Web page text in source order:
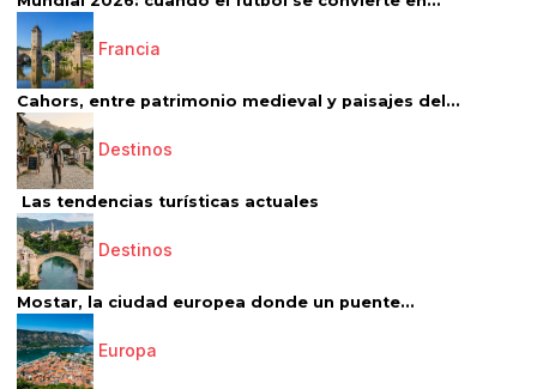
Francia
Cahors, entre patrimonio medieval y paisajes del...
Destinos
Las tendencias turísticas actuales
Destinos
Mostar, la ciudad europea donde un puente...
Europa